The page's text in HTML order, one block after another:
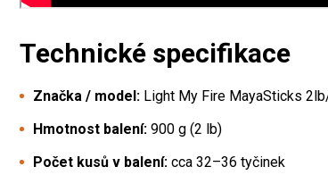
Technické specifikace
Značka / model: Light My Fire MayaSticks
Hmotnost balení: 900 g (2 lb)
Počet kusů v balení: cca 32–36 tyčinek